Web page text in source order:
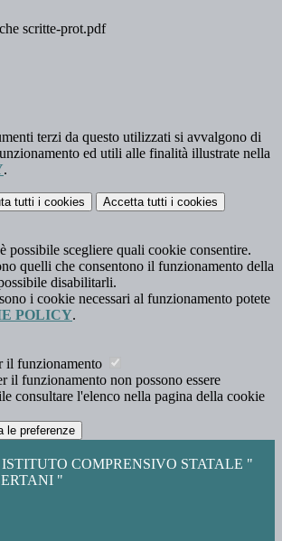
scritte-prot.pdf
terzi da questo utilizzati si avvalgono di
ed utili alle finalità illustrate nella
.
tutti i cookies Accetta tutti i cookies
possibile scegliere quali cookie consentire.
quelli che consentono il funzionamento della
disabilitarli.
i cookie necessari al funzionamento potete
POLICY.
il funzionamento
il funzionamento non possono essere
consultare l'elenco nella pagina della cookie
le preferenze
ISTITUTO COMPRENSIVO STATALE "
"